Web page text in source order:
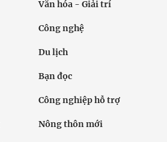
Văn hóa - Giải trí
Công nghệ
Du lịch
Bạn đọc
Công nghiệp hỗ trợ
Nông thôn mới